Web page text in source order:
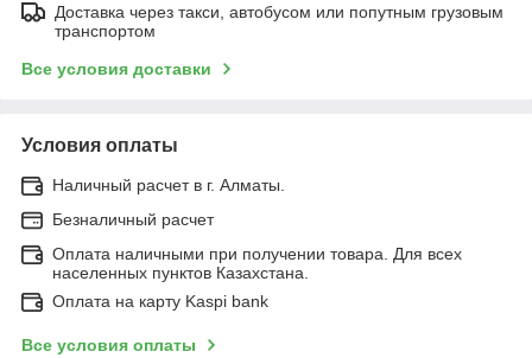
Доставка через такси, автобусом или попутным грузовым
транспортом
Все условия доставки
Условия оплаты
Наличный расчет в г. Алматы.
Безналичный расчет
Оплата наличными при получении товара. Для всех
населенных пунктов Казахстана.
Оплата на карту Kaspi bank
Все условия оплаты